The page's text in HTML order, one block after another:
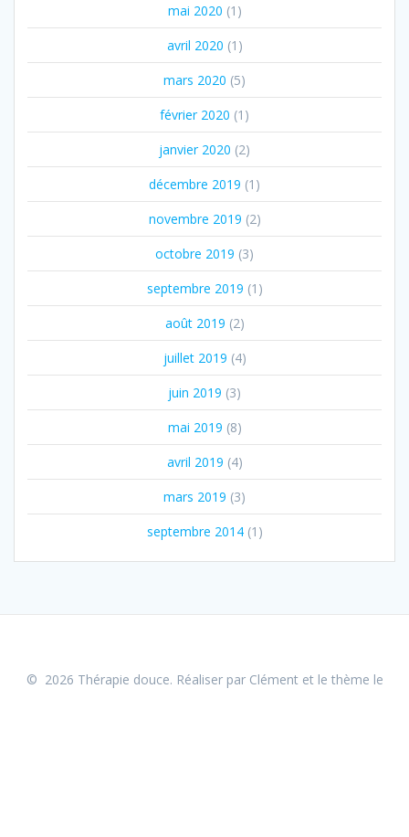
mai 2020 (1)
avril 2020 (1)
mars 2020 (5)
février 2020 (1)
janvier 2020 (2)
décembre 2019 (1)
novembre 2019 (2)
octobre 2019 (3)
septembre 2019 (1)
août 2019 (2)
juillet 2019 (4)
juin 2019 (3)
mai 2019 (8)
avril 2019 (4)
mars 2019 (3)
septembre 2014(1)
© 2026 Thérapie douce. Réaliser par Clément et le thème le